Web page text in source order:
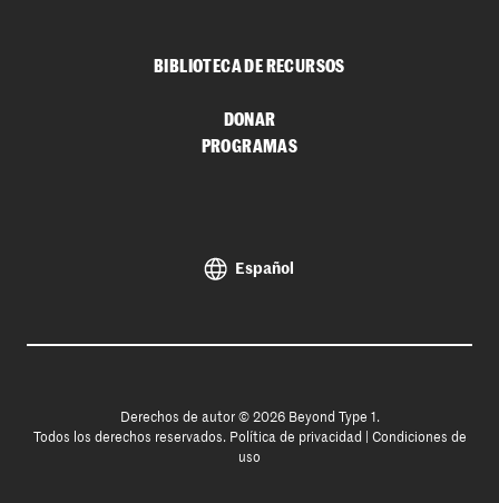
BIBLIOTECA DE RECURSOS
DONAR
PROGRAMAS
Español
Derechos de autor © 2026 Beyond Type 1.
Todos los derechos reservados. Política de privacidad
Condiciones de
uso